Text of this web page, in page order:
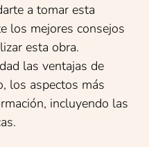
a tomar esta
los mejores consejos
esta obra.
las ventajas de
los aspectos más
incluyendo las